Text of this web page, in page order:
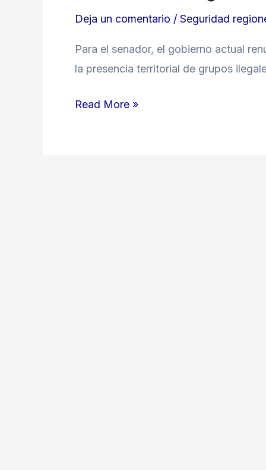
Deja un comentario / Seguridad
Para el senador, el gobierno actual
la presencia territorial de grupos
Read More »